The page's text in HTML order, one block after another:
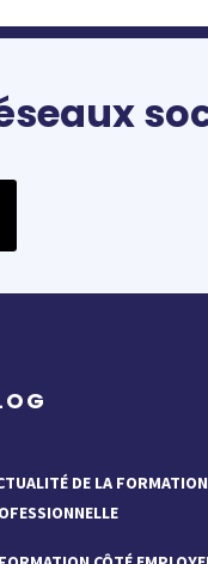
DE LA FORMATION